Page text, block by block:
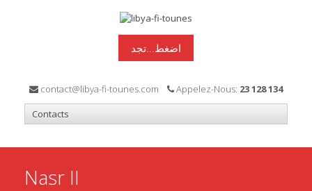
اضغط...تجد
contact@libya-fi-tounes.com Appelez-Nous: 23 128 134
Nasr II